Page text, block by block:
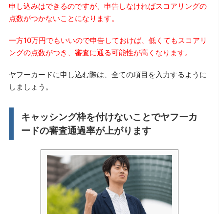
申し込みはできるのですが、申告しなければスコアリングの
点数がつかないことになります。
一方10万円でもいいので申告しておけば、低くてもスコアリ
ングの点数がつき、審査に通る可能性が高くなります。
ヤフーカードに申し込む際は、全ての項目を入力するように
しましょう。
キャッシング枠を付けないことでヤフーカ
ードの審査通過率が上がります